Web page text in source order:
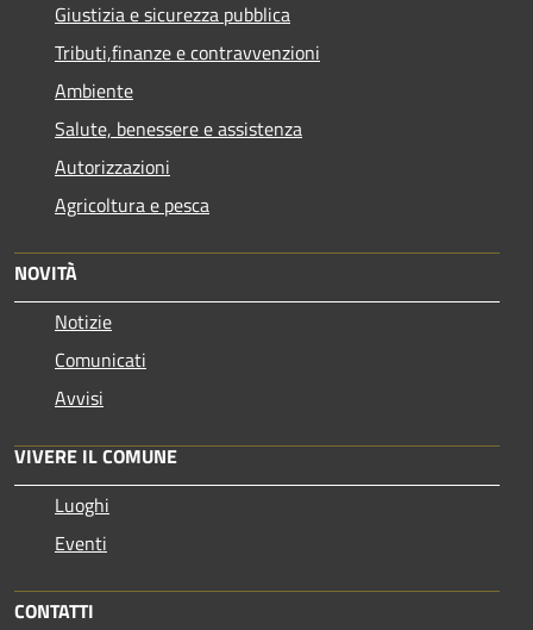
Giustizia e sicurezza pubblica
Tributi,finanze e contravvenzioni
Ambiente
Salute, benessere e assistenza
Autorizzazioni
Agricoltura e pesca
NOVITÀ
Notizie
Comunicati
Avvisi
VIVERE IL COMUNE
Luoghi
Eventi
CONTATTI